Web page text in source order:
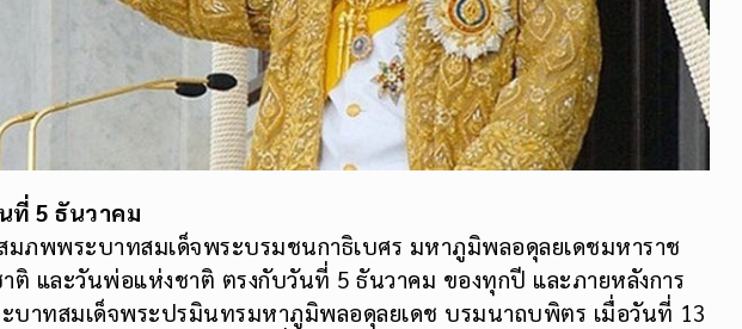
ที่ 5 ธันวาคม
มภพพระบาทสมเด็จพระบรมชนกาธิเบศร มหาภูมิพลอดุลยเดชมหาราช
และวันพ่อแห่งชาติ ตรงกับวันที่ 5 ธันวาคม ของทุกปี และภายหลังการ
ะบาทสมเด็จพระปรมินทรมหาภูมิพลอดุลยเดช บรมนาถบพิตร เมื่อวันที่ 13